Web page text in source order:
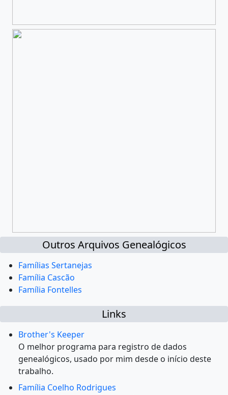
Outros Arquivos Genealógicos
Famílias Sertanejas
Família Cascão
Família Fontelles
Links
Brother's Keeper
O melhor programa para registro de dados
genealógicos, usado por mim desde o início deste
trabalho.
Família Coelho Rodrigues